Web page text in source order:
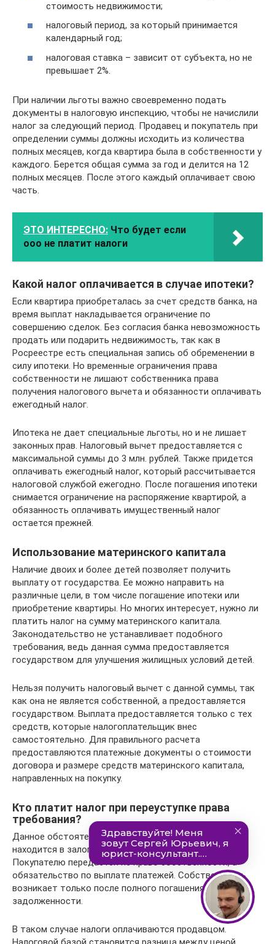
стоимость недвижимости;
налоговый период, за который принимается
календарный год;
налоговая ставка – зависит от субъекта, но не
превышает 2%.
При наличии льготы важно своевременно подать
документы в налоговую инспекцию, чтобы не начислили
налог за следующий период. Продавец и покупатель при
определении суммы должны исходить из количества
полных месяцев, когда квартира была в собственности у
каждого. Берется общая сумма за год и делится на 12
полных месяцев. После этого каждый оплачивает свою
часть.
ЭТО ИНТЕРЕСНО: Что будет если
ооо не платит налоги
Какой налог оплачивается в случае ипотеки?
Если квартира приобреталась за счет средств банка, на
время выплат накладывается ограничение по
совершению сделок. Без согласия банка невозможность
продать или подарить недвижимость, так как в
Росреестре есть специальная запись об обременении в
силу ипотеки. Но временные ограничения права
собственности не лишают собственника права
получения налогового вычета и обязанности оплачивать
ежегодный налог.
Ипотека не дает специальные льготы, но и не лишает
законных прав. Налоговый вычет предоставляется с
максимальной суммы до 3 млн. рублей. Также придется
оплачивать ежегодный налог, который рассчитывается
налоговой службой ежегодно. После погашения ипотеки
снимается ограничение на распоряжение квартирой, а
обязанность оплачивать имущественный налог
остается прежней.
Использование материнского капитала
Наличие двоих и более детей позволяет получить
выплату от государства. Ее можно направить на
различные цели, в том числе погашение ипотеки или
приобретение квартиры. Но многих интересует, нужно ли
платить налог на сумму материнского капитала.
Законодательство не устанавливает подобного
требования, ведь данная сумма предоставляется
государством для улучшения жилищных условий детей.
Нельзя получить налоговый вычет с данной суммы, так
как она не является собственной, а предоставляется
государством. Выплата предоставляется только с тех
средств, которые налогоплательщик внес
самостоятельно. Для правильного расчета
предоставляются платежные документы о стоимости
договора и размере средств материнского капитала,
направленных на покупку.
Кто платит налог при переуступке права
требования?
Данное обстоятельство появляется, когда квартира
находится в залоге у кредитной организации.
Покупателю передается не право собственности, а
обязательство по выплате платежей. Собственность
возникает только после полного погашения
задолженности.
В таком случае налоги оплачиваются продавцом.